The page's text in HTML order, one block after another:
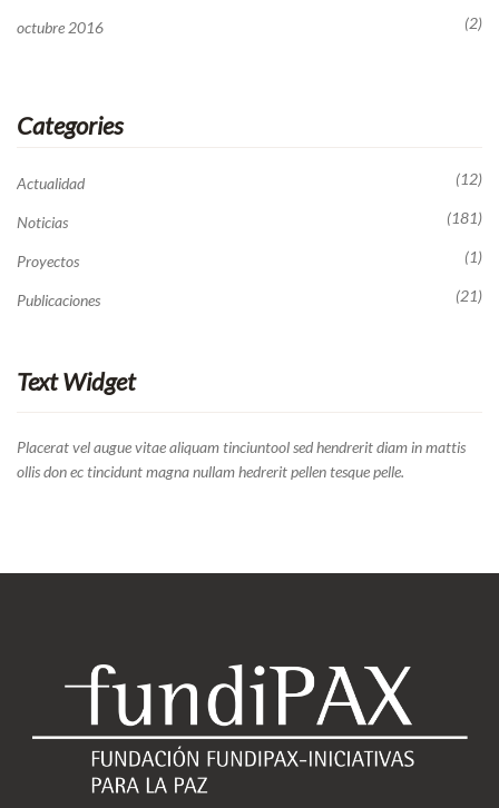
octubre 2016 (2)
Categories
Actualidad (12)
Noticias (181)
Proyectos (1)
Publicaciones (21)
Text Widget
Placerat vel augue vitae aliquam tinciuntool sed hendrerit diam in mattis
ollis don ec tincidunt magna nullam hedrerit pellen tesque pelle.